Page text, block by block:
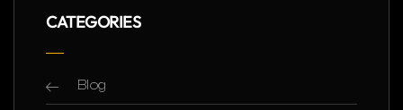
CATEGORIES
Blog